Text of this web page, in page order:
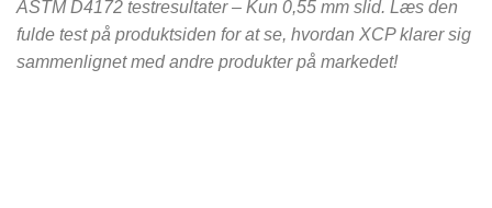
ASTM D4172 testresultater – Kun 0,55 mm slid. Læs den
fulde test på produktsiden for at se, hvordan XCP klarer sig
sammenlignet med andre produkter på markedet!